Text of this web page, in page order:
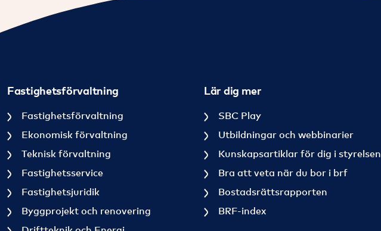
Fastighetsförvaltning
Fastighetsförvaltning
Ekonomisk förvaltning
Teknisk förvaltning
Fastighetsservice
Fastighetsjuridik
Byggprojekt och renovering
Lär dig mer
SBC Play
Utbildningar och webbinarier
Kunskapsartiklar för dig i styrelsen
Bra att veta när du bor i brf
Bostadsrättsrapporten
BRF-index